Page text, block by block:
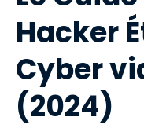
Hacker
Cyber
(2024)